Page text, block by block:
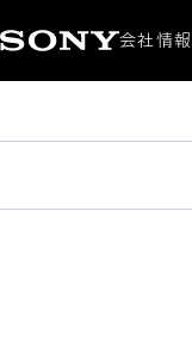
会社情報